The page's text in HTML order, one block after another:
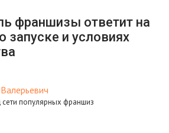
франшизы ответит на
запуске и условиях
популярных франшиз